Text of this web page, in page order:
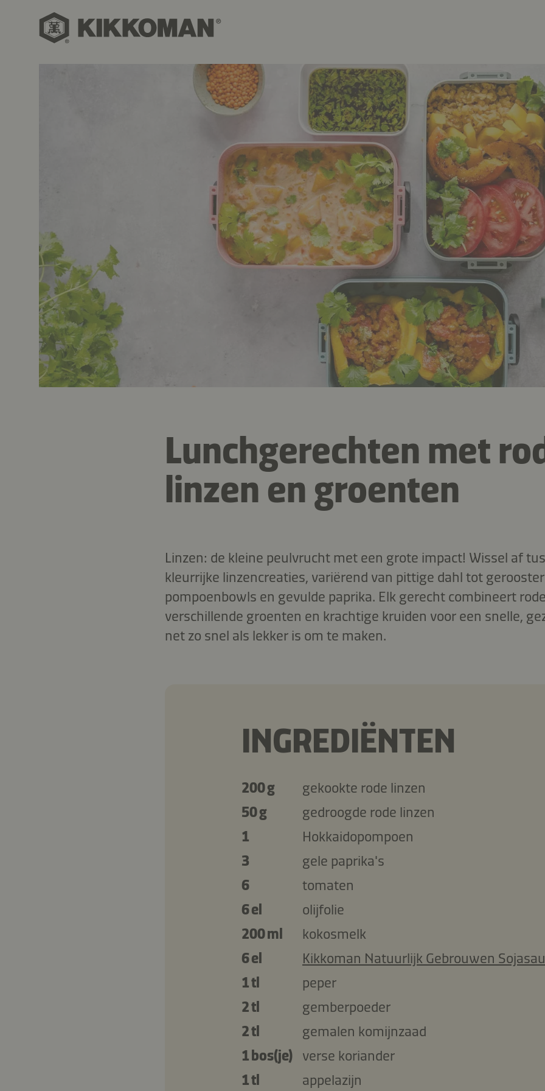
Lunchgerechten met
linzen en groenten
Linzen: de kleine peulvrucht met een grote impact! Wissel af
kleurrijke linzencreaties, variërend van pittige dahl tot
pompoenbowls en gevulde paprika. Elk gerecht combineert
verschillende groenten en krachtige kruiden voor een snelle,
net zo snel als lekker is om te maken.
INGREDIËNTEN
200 g
gekookte rode linzen
50 g
gedroogde rode linzen
1
Hokkaidopompoen
3
gele paprika's
6
tomaten
6 el
olijfolie
200 ml
kokosmelk
6 el
Kikkoman Natuurlijk Gebrouwen
1 tl
peper
2 tl
gemberpoeder
2 tl
gemalen komijnzaad
1 bos(je) verse koriander
1 tl
appelazijn